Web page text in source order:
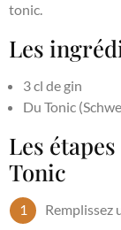
tonic.
Les
3 cl de gin
Du Tonic
Les
Tonic
Remplissez